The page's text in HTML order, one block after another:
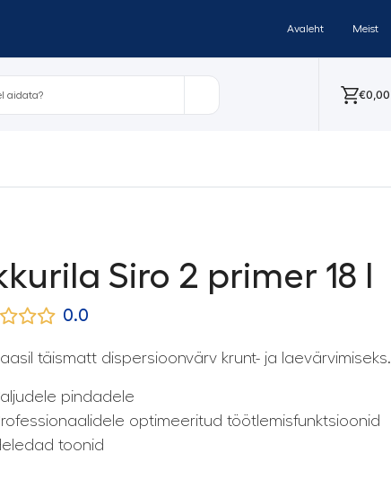
Avaleht Meist
€0,00
Siro 2 primer 18 l
0.0
täismatt dispersioonvärv krunt- ja laevärvimiseks.
pindadele
optimeeritud töötlemisfunktsioonid
toonid